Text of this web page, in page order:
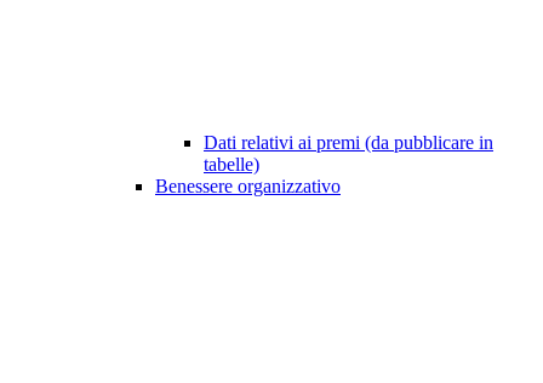
Dati relativi ai premi (da pubblicare in
tabelle)
Benessere organizzativo